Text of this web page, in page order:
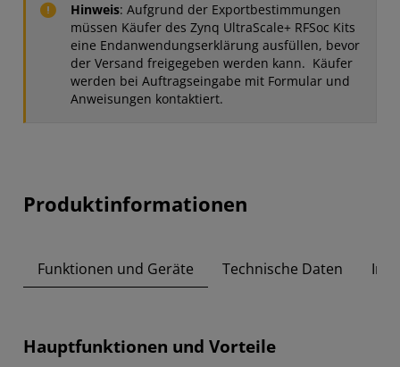
Hinweis: Aufgrund der Exportbestimmungen
müssen Käufer des Zynq UltraScale+ RFSoc Kits
eine Endanwendungserklärung ausfüllen, bevor
der Versand freigegeben werden kann. Käufer
werden bei Auftragseingabe mit Formular und
Anweisungen kontaktiert.
Produktinformationen
Funktionen und Geräte Technische Daten
Hauptfunktionen und Vorteile